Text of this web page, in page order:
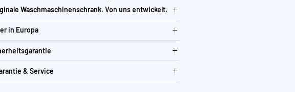
Waschmaschinenschrank. Von uns entwickelt.
in Europa
& Service